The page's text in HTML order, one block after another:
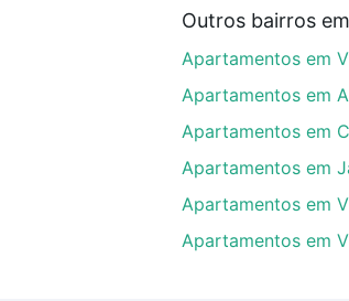
Claudia, Sorocaba, SP que
ainda tem alguma dúvida dos custos
comprar o imóvel dos seus sonhos
Outros bairros
Apartamentos em
Apartamentos em
Apartamentos em
Apartamentos em
Apartamentos em
Apartamentos em